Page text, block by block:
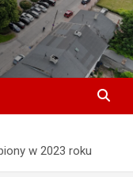
w 2023 roku